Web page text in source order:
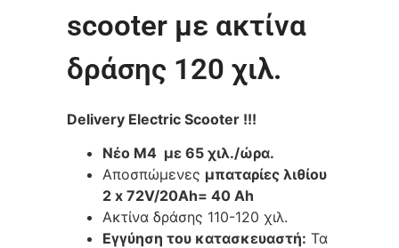
scooter με ακτίνα
δράσης 120 χιλ.
Delivery Electric Scooter !!!
Νέο Μ4 με 65 χιλ./ώρα.
Αποσπώμενες μπαταρίες λιθίου
2 x 72V/20Ah= 40 Ah
Ακτίνα δράσης 110-120 χιλ.
Εγγύηση του κατασκευαστή: Τα